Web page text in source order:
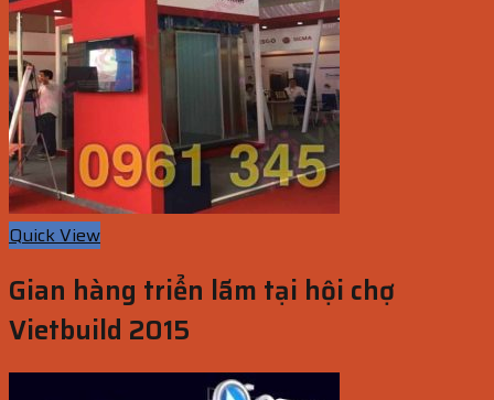
Quick View
Gian hàng triển lãm tại hội chợ
Vietbuild 2015